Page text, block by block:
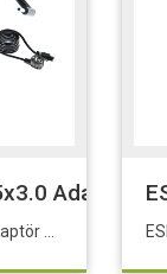
Adaptör